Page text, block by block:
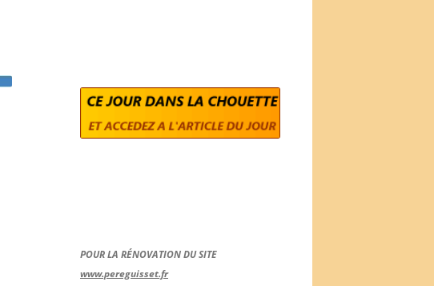
POUR LA RÉNOVATION DU SITE
www.pereguisset.fr